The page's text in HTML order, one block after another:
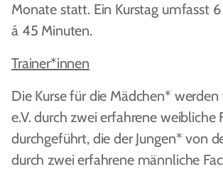
Monate statt. Ein Kurstag umfasst
á 45 Minuten.
Trainer*innen
Die Kurse für die Mädchen*
e.V. durch zwei erfahrene weibliche
durchgeführt, die der Jungen* von
durch zwei erfahrene männliche